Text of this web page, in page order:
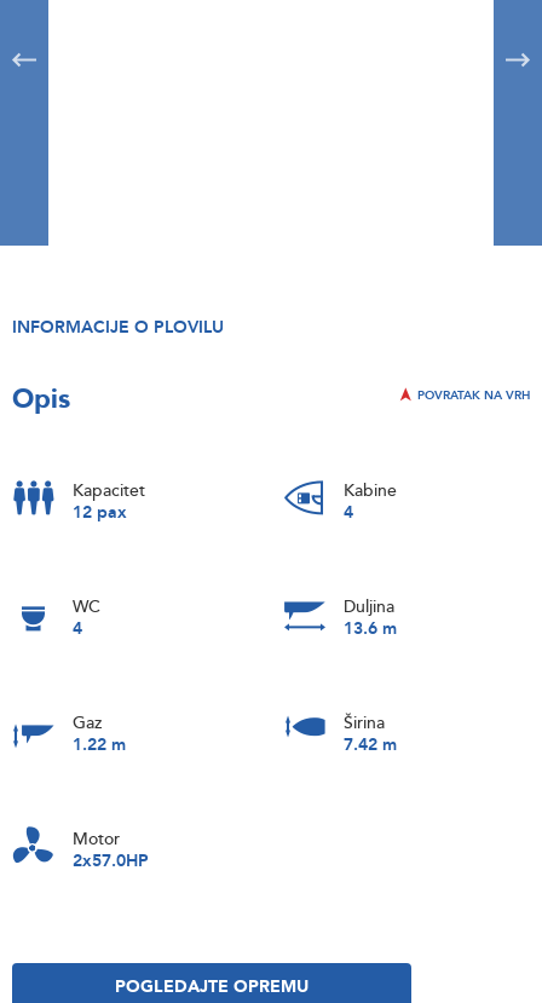
INFORMACIJE O PLOVILU
Opis POVRATAK NA VRH
Kapacitet
12 pax
Kabine
4
WC
4
Duljina
13.6 m
Gaz
1.22 m
Širina
7.42 m
Motor
2x57.0HP
POGLEDAJTE OPREMU